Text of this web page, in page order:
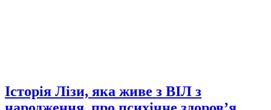
Історія Лізи, яка живе з ВІЛ з